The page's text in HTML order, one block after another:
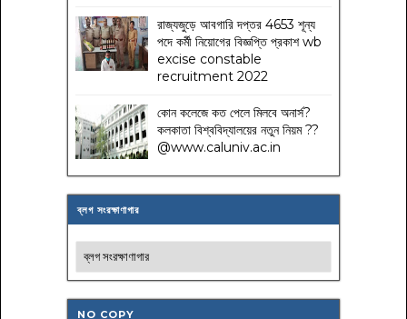
রাজ্যজুড়ে আবগারি দপ্তর 4653 শূন্য
পদে কর্মী নিয়োগের বিজ্ঞপ্তি প্রকাশ wb
excise constable
recruitment 2022
কোন কলেজে কত পেলে মিলবে অনার্স?
কলকাতা বিশ্ববিদ্যালয়ের নতুন নিয়ম??
@www.caluniv.ac.in
ব্লগ সংরক্ষাণাগার
NO COPY